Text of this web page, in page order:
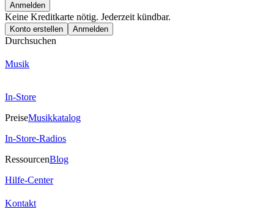
Anmelden
Keine Kreditkarte nötig. Jederzeit kündbar.
Konto erstellen Anmelden
Durchsuchen
Musik
In-Store
PreiseMusikkatalog
In-Store-Radios
RessourcenBlog
Hilfe-Center
Kontakt